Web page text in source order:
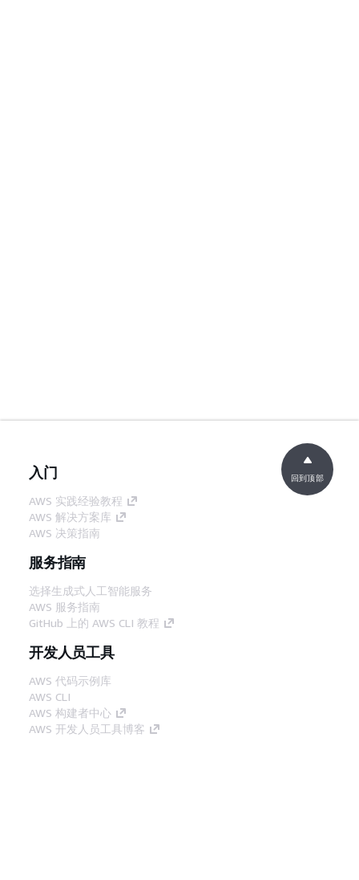
入门
AWS 实践经验教程
AWS 解决方案库
AWS 决策指南
服务指南
选择生成式人工智能服务
AWS 服务指南
GitHub 上的 AWS CLI 教程
开发人员工具
AWS 代码示例库
AWS CLI
AWS 构建者中心
AWS 开发人员工具博客
回到顶部